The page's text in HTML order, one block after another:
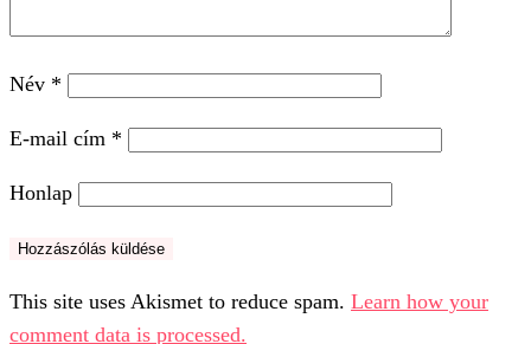
Név *
E-mail cím *
Honlap
This site uses Akismet to reduce spam. Learn how your
comment data is processed.